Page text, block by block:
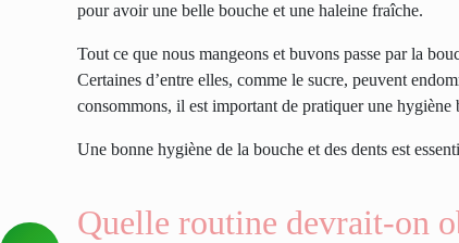
pour avoir une belle bouche et une haleine fraîche.
Tout ce que nous mangeons et buvons passe par la
Certaines d’entre elles, comme le sucre, peuvent
consommons, il est important de pratiquer une hygiène
Une bonne hygiène de la bouche et des dents est
Quelle routine devrait-on